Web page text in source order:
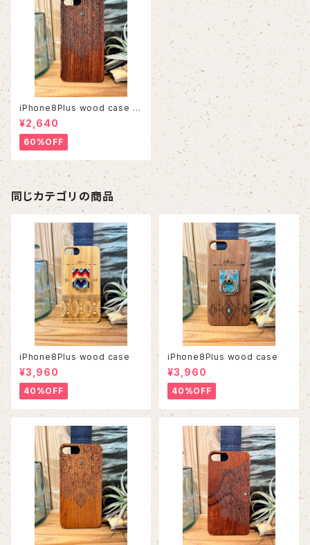
iPhone8Plus wood case 5
2
¥2,640
60%OFF
同じカテゴリの商品
iPhone8Plus wood case
¥3,960
40%OFF
iPhone8Plus wood case
¥3,960
40%OFF